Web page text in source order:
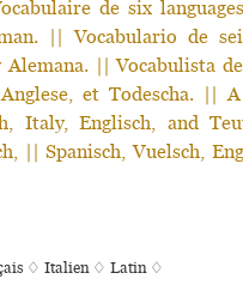
de six
|| Vocabulario de
|| Vocabulista
et Todescha. ||
Italy, Englisch, and
|| Spanisch, Vuelsch,
♢ Italien ♢ Latin ♢